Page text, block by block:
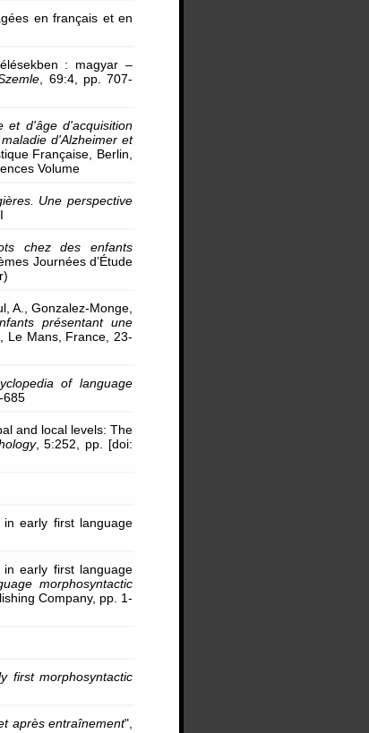
en français et en
: magyar –
, 69:4, pp. 707-
et d'âge d'acquisition
d'Alzheimer et
Française, Berlin,
Volume
Une perspective
chez des enfants
Journées d’Étude
A., Gonzalez-Monge,
présentant une
Le Mans, France, 23-
of language
685
and local levels: The
, 5:252, pp. [doi:
in early first language
in early first language
morphosyntactic
Company, pp. 1-
first morphosyntactic
après entraînement",